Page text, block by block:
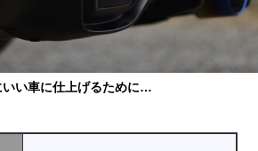
いい車に仕上げるために…